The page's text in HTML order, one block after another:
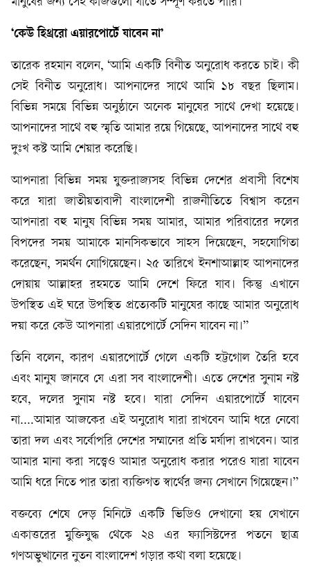
‘কেউ হিথ্ররো এয়ারপোর্টে যাবেন না’
তারেক রহমান বলেন, ‘আমি একটি বিনীত অনুরোধ করতে চাই। কী
সেই বিনীত অনুরোধ। আপনাদের সাথে আমি ১৮ বছর ছিলাম।
বিভিন্ন সময়ে বিভিন্ন অনুষ্ঠানে অনেক মানুষের সাথে দেখা হয়েছে।
আপনাদের সাথে বহু স্মৃতি আমার রয়ে গিয়েছে, আপনাদের সাথে বহু
দুঃখ কষ্ট আমি শেয়ার করেছি।
আপনারা বিভিন্ন সময় যুক্তরাজ্যসহ বিভিন্ন দেশের প্রবাসী বিশেষ
করে যারা জাতীয়তাবাদী বাংলাদেশী রাজনীতিতে বিশ্বাস করেন
আপনারা বহু মানুষ বিভিন্ন সময় আমার, আমার পরিবারের দলের
বিপদের সময় আমাকে মানসিকভাবে সাহস দিয়েছেন, সহযোগিতা
করেছেন, সমর্থন যোগিয়েছেন। ২৫ তারিখে ইনশাআল্লাহ আপনাদের
দোয়ায় আল্লাহর রহমতে আমি দেশে ফিরে যাব। কিন্তু এখানে
উপস্থিত এই ঘরে উপস্থিত প্রত্যেকটি মানুষের কাছে আমার অনুরোধ
দয়া করে কেউ আপনারা এয়ারপোর্টে সেদিন যাবেন না।”
তিনি বলেন, কারণ এয়ারপোর্টে গেলে একটি হট্টগোল তৈরি হবে
এবং মানুষ জানবে যে এরা সব বাংলাদেশী। এতে দেশের সুনাম নষ্ট
হবে, দলের সুনাম নষ্ট হবে। যারা সেদিন এয়ারপোর্টে যাবেন
না….আমার আজকের এই অনুরোধ যারা রাখবেন আমি ধরে নেবো
তারা দল এবং সর্বোপরি দেশের সম্মানের প্রতি মর্যাদা রাখবেন। আর
আমার মানা করা সত্ত্বেও আমার অনুরোধ করার পরেও যারা যাবেন
আমি ধরে নিতে পার তারা ব্যক্তিগত স্বার্থের জন্য সেখানে গিয়েছেন।”
বক্তব্যে শেষে দেড় মিনিটে একটি ভিডিও দেখানো হয় যেখানে
একাত্তরের মুক্তিযুদ্ধ থেকে ২৪ এর ফ্যাসিস্টদের পতনে ছাত্র
গণঅভুত্থানের নুতন বাংলাদেশ গড়ার কথা বলা হয়েছে।